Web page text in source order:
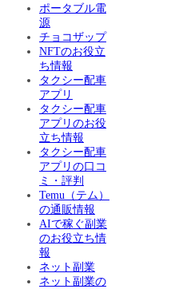
ポータブル電
源
チョコザップ
NFTのお役立
ち情報
タクシー配車
アプリ
タクシー配車
アプリのお役
立ち情報
タクシー配車
アプリの口コ
ミ・評判
Temu（テム）
の通販情報
AIで稼ぐ副業
のお役立ち情
報
ネット副業
ネット副業の